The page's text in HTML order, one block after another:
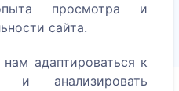
деревья
просмотра и
сайта.
адаптироваться к
и анализировать